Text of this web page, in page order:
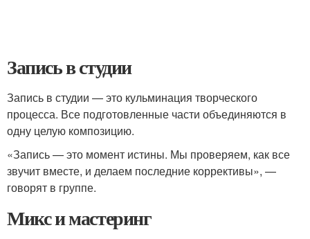
Запись в студии
Запись в студии — это кульминация творческого
процесса. Все подготовленные части объединяются в
одну целую композицию.
«Запись — это момент истины. Мы проверяем, как все
звучит вместе, и делаем последние коррективы», —
говорят в группе.
Микс и мастеринг